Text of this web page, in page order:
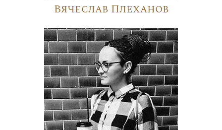
Вячеслав Плеханов